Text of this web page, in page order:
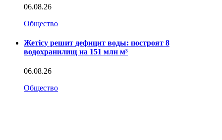
06.08.26
Общество
Жетісу решит дефицит воды: построят 8
водохранилищ на 151 млн м³
06.08.26
Общество